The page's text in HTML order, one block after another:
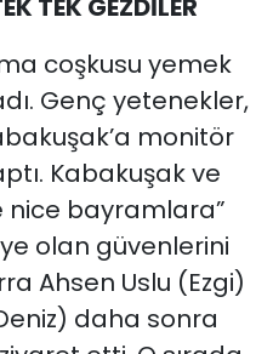
TEK GEZDİLER
coşkusu yemek
Genç yetenekler,
monitör
Kabakuşak ve
nice bayramlara”
olan güvenlerini
Ahsen Uslu (Ezgi)
daha sonra